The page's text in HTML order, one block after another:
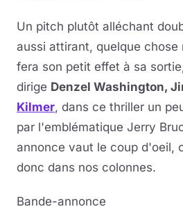
Un pitch plutôt alléchant
aussi attirant, quelque chose
fera son petit effet à sa
dirige Denzel Washington,
Kilmer, dans ce thriller un
par l'emblématique Jerry
annonce vaut le coup d'oeil,
donc dans nos colonnes.
Bande-annonce